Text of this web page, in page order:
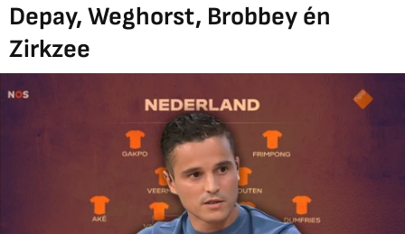
Depay, Weghorst, Brobbey én
Zirkzee